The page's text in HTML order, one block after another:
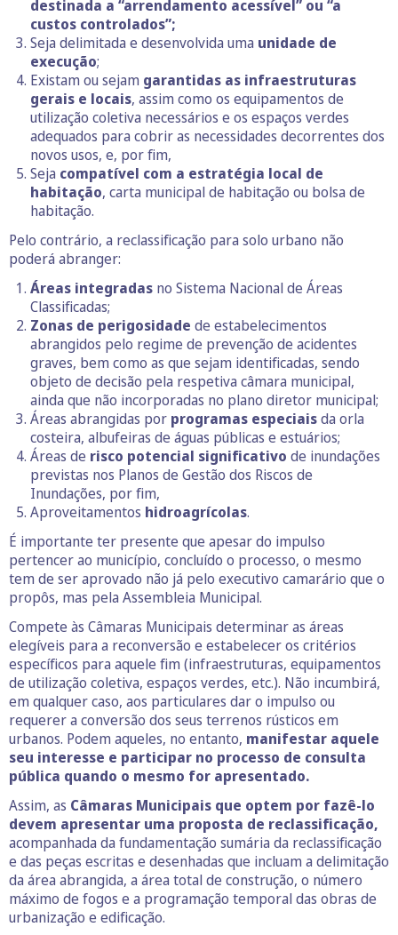
destinada a “arrendamento acessível” ou “a
custos controlados”;
Seja delimitada e desenvolvida uma unidade de
execução;
Existam ou sejam garantidas as infraestruturas
gerais e locais, assim como os equipamentos de
utilização coletiva necessários e os espaços verdes
adequados para cobrir as necessidades decorrentes dos
novos usos, e, por fim,
Seja compatível com a estratégia local de
habitação, carta municipal de habitação ou bolsa de
habitação.
Pelo contrário, a reclassificação para solo urbano não
poderá abranger:
Áreas integradas no Sistema Nacional de Áreas
Classificadas;
Zonas de perigosidade de estabelecimentos
abrangidos pelo regime de prevenção de acidentes
graves, bem como as que sejam identificadas, sendo
objeto de decisão pela respetiva câmara municipal,
ainda que não incorporadas no plano diretor municipal;
Áreas abrangidas por programas especiaisda orla
costeira, albufeiras de águas públicas e estuários;
Áreas de risco potencial significativo de inundações
previstas nos Planos de Gestão dos Riscos de
Inundações, por fim,
Aproveitamentos hidroagrícolas.
É importante ter presente que apesar do impulso
pertencer ao município, concluído o processo, o mesmo
tem de ser aprovado não já pelo executivo camarário que o
propôs, mas pela Assembleia Municipal.
Compete às Câmaras Municipais determinar as áreas
elegíveis para a reconversão e estabelecer os critérios
específicos para aquele fim (infraestruturas, equipamentos
de utilização coletiva, espaços verdes, etc.). Não incumbirá,
em qualquer caso, aos particulares dar o impulso ou
requerer a conversão dos seus terrenos rústicos em
urbanos. Podem aqueles, no entanto, manifestar aquele
seu interesse e participar no processo de consulta
pública quando o mesmo for apresentado.
Assim, as Câmaras Municipais que optem por fazê-lo
devem apresentar uma proposta de reclassificação,
acompanhada da fundamentação sumária da reclassificação
e das peças escritas e desenhadas que incluam a delimitação
da área abrangida, a área total de construção, o número
máximo de fogos e a programação temporal das obras de
urbanização e edificação.